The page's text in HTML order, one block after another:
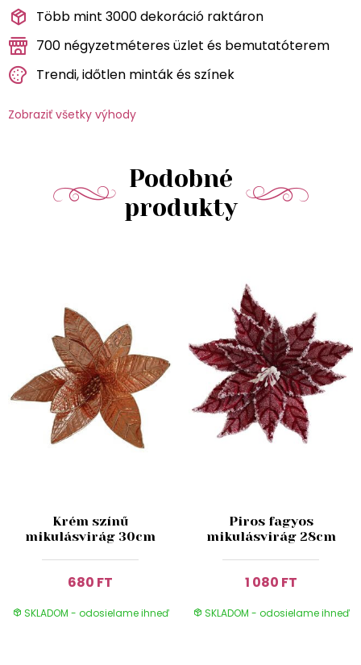
Több mint 3000 dekoráció raktáron
700 négyzetméteres üzlet és bemutatóterem
Trendi, időtlen minták és színek
Zobraziť všetky výhody
Podobné
produkty
Krém színű
mikulásvirág 30cm
680 FT
SKLADOM - odosielame ihneď
Piros fagyos
mikulásvirág 28cm
1 080 FT
SKLADOM - odosielame ihneď